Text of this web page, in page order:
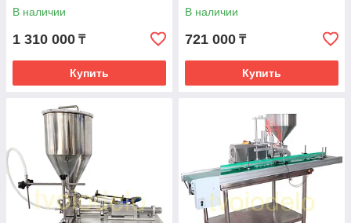
В наличии
1 310 000 ₸
Купить
В наличии
721 000 ₸
Купить